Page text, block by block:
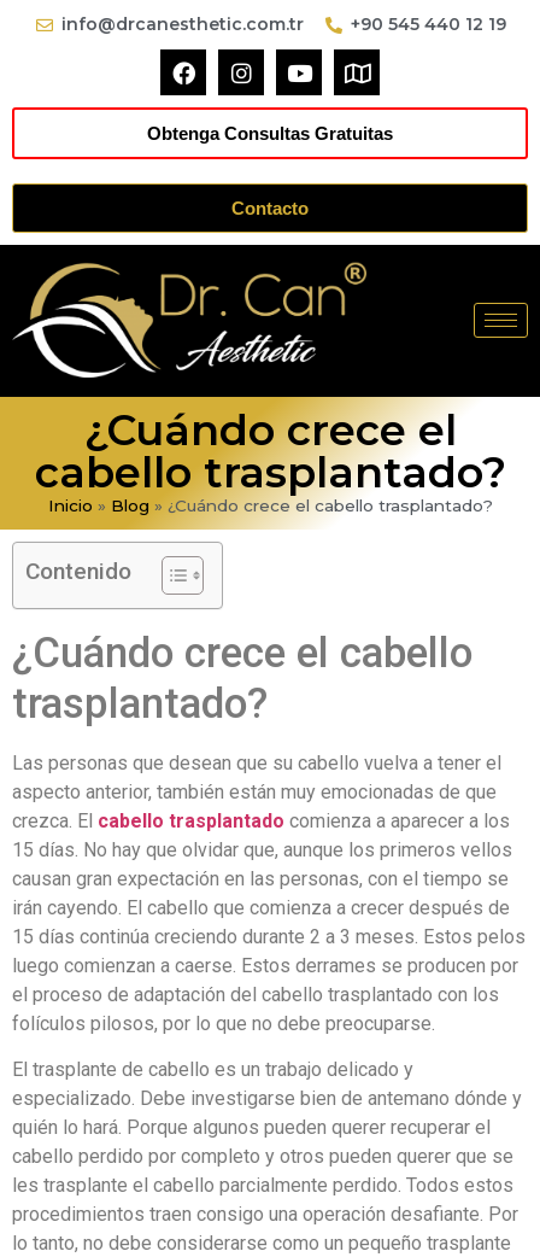
info@drcanesthetic.com.tr +90 545 440 12 19
Obtenga Consultas Gratuitas
Contacto
¿Cuándo crece el
cabello trasplantado?
Inicio » Blog » ¿Cuándo crece el cabello trasplantado?
Contenido
¿Cuándo crece el cabello
trasplantado?
Las personas que desean que su cabello vuelva a tener el
aspecto anterior, también están muy emocionadas de que
crezca. El cabello trasplantado comienza a aparecer a los
15 días. No hay que olvidar que, aunque los primeros vellos
causan gran expectación en las personas, con el tiempo se
irán cayendo. El cabello que comienza a crecer después de
15 días continúa creciendo durante 2 a 3 meses. Estos pelos
luego comienzan a caerse. Estos derrames se producen por
el proceso de adaptación del cabello trasplantado con los
folículos pilosos, por lo que no debe preocuparse.
El trasplante de cabello es un trabajo delicado y
especializado. Debe investigarse bien de antemano dónde y
quién lo hará. Porque algunos pueden querer recuperar el
cabello perdido por completo y otros pueden querer que se
les trasplante el cabello parcialmente perdido. Todos estos
procedimientos traen consigo una operación desafiante. Por
lo tanto, no debe considerarse como un pequeño trasplante